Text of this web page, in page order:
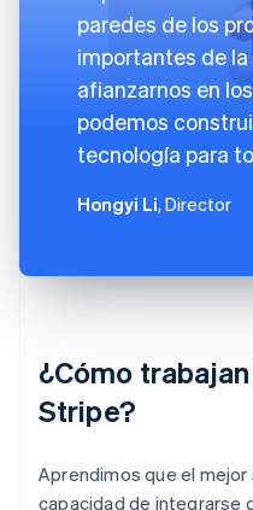
paredes de los
importantes de
afianzarnos en
podemos
tecnología para
Hongyi Li, Director
¿Cómo
Stripe?
Aprendimos que el
capacidad de integrarse